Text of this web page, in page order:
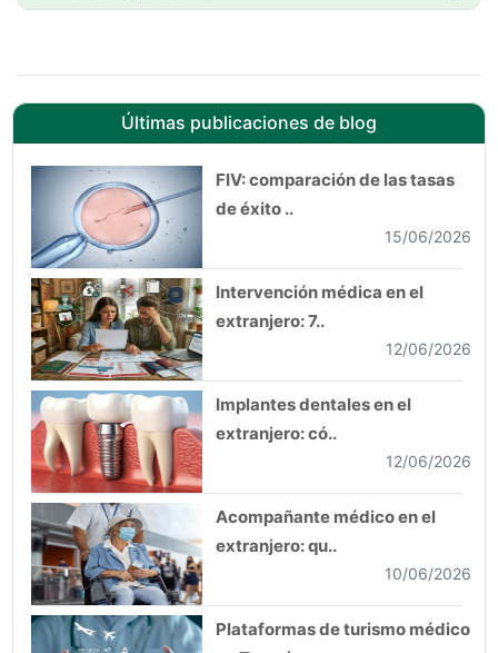
Últimas publicaciones de blog
FIV: comparación de las tasas
de éxito ..
15/06/2026
Intervención médica en el
extranjero: 7..
12/06/2026
Implantes dentales en el
extranjero: có..
12/06/2026
Acompañante médico en el
extranjero: qu..
10/06/2026
Plataformas de turismo médico